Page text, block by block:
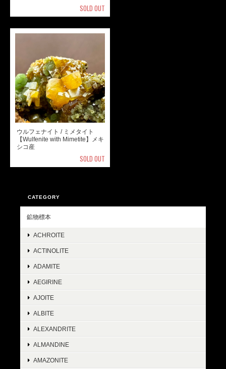
SOLD OUT
ウルフェナイト / ミメタイト
【Wulfenite with Mimetite】メキ
シコ産
SOLD OUT
CATEGORY
鉱物標本
ACHROITE
ACTINOLITE
ADAMITE
AEGIRINE
AJOITE
ALBITE
ALEXANDRITE
ALMANDINE
AMAZONITE